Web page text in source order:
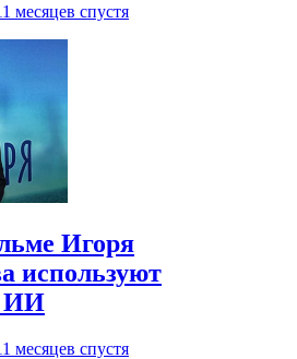
месяцев спустя
Игоря
используют
ИИ
месяцев спустя